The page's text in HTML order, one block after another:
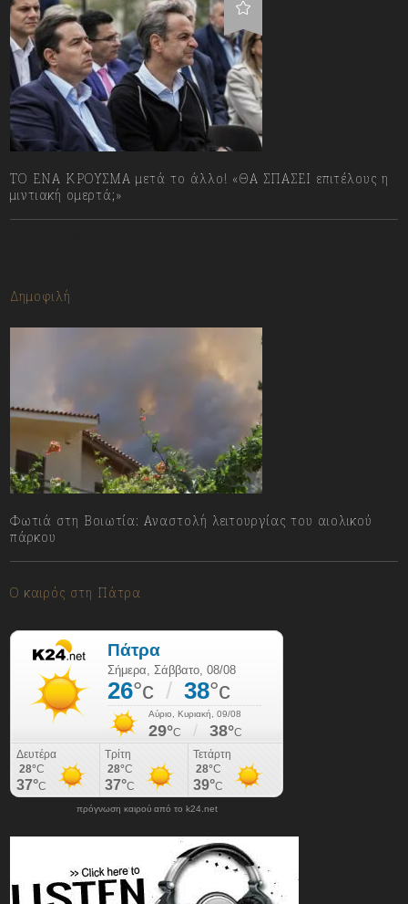
ΤΟ ΕΝΑ ΚΡΟΥΣΜΑ μετά το άλλο! «ΘΑ ΣΠΑΣΕΙ επιτέλους η
μιντιακή ομερτά;»
Δημοφιλή
Φωτιά στη Βοιωτία: Αναστολή λειτουργίας του αιολικού
πάρκου
Ο καιρός στη Πάτρα
πρόγνωση καιρού από το k24.net